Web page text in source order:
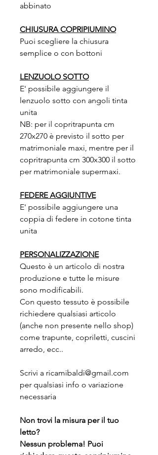
abbinato
CHIUSURA COPRIPIUMINO
Puoi scegliere la chiusura
semplice o con bottoni
LENZUOLO SOTTO
E' possibile aggiungere il
lenzuolo sotto con angoli tinta
unita
NB: per il copritrapunta cm
270x270 è previsto il sotto per
matrimoniale maxi, mentre per il
copritrapunta cm 300x300 il sotto
per matrimoniale supermaxi.
FEDERE AGGIUNTIVE
E' possibile aggiungere una
coppia di federe in cotone tinta
unita
PERSONALIZZAZIONE
Questo è un articolo di nostra
produzione e tutte le misure
sono modificabili.
Con questo tessuto è possibile
richiedere qualsiasi articolo
(anche non presente nello shop)
come trapunte, copriletti, cuscini
arredo, ecc..
Scrivi a ricamibaldi@gmail.com
per qualsiasi info o variazione
necessaria
Non trovi la misura per il tuo
letto?
Nessun problema! Puoi